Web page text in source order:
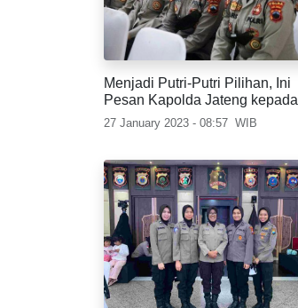
Menjadi Putri-Putri Pilihan, Ini
Pesan Kapolda Jateng kepada
Para Polwan
27 January 2023 - 08:57 WIB